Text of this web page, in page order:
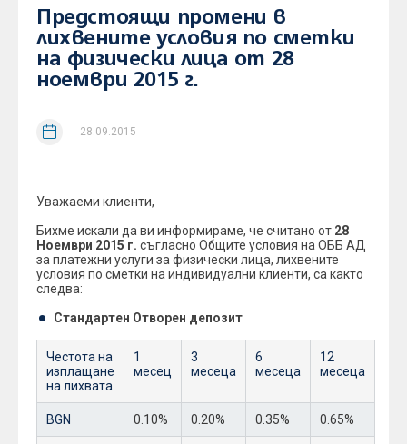
Предстоящи промени в
лихвените условия по сметки
на физически лица от 28
ноември 2015 г.
28.09.2015
Уважаеми клиенти,
Бихме искали да ви информираме, че считано от 28
Ноември 2015 г. съгласно Общите условия на ОББ АД
за платежни услуги за физически лица, лихвените
условия по сметки на индивидуални клиенти, са както
следва:
Стандартен Отворен депозит
Честота на
изплащане
на лихвата
1
месец
3
месеца
6
месеца
12
месеца
BGN 0.10% 0.20% 0.35% 0.65%